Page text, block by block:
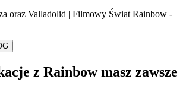
oraz Valladolid | Filmowy Świat Rainbow -
z Rainbow masz zawsze